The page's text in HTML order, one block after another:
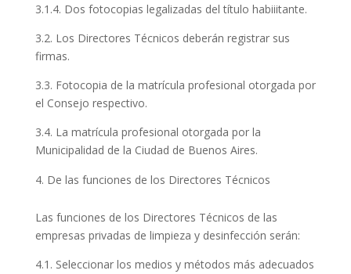
3.1.4. Dos fotocopias legalizadas del título habiiitante.
3.2. Los Directores Técnicos deberán registrar sus
firmas.
3.3. Fotocopia de la matrícula profesional otorgada por
el Consejo respectivo.
3.4. La matrícula profesional otorgada por la
Municipalidad de la Ciudad de Buenos Aires.
De las funciones de los Directores Técnicos
Las funciones de los Directores Técnicos de las
empresas privadas de limpieza y desinfección serán:
4.1. Seleccionar los medios y métodos más adecuados